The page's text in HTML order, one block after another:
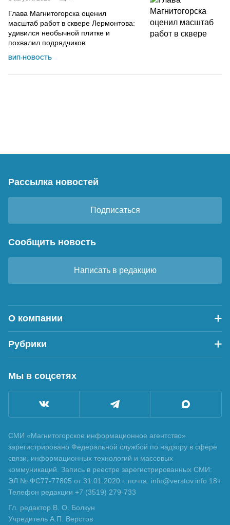
Глава Магнитогорска оценил
масштаб работ в сквере Лермонтова:
удивился необычной плитке и
похвалил подрядчиков
ВИП-НОВОСТЬ
Рассылка новостей
Подписаться
Сообщить новость
Написать в редакцию
О компании
Рубрики
Мы в соцсетях
СМИ «Магнитогорское информационное агентство»
зарегистрировано Федеральной службой по надзору в сфере
связи, информационных технологий и массовых
коммуникаций. Запись в реестре зарегистрированных СМИ:
ЭЛ № ФС77-77805 от 31.01.2020 г. почта: info@verstov.info 18+
Телефон редакции +7 (3519) 279-733
Гл. редактор В. О. Болкун
Учредитель А.П. Верстов